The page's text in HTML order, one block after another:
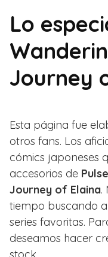
Lo
Journey
Esta página fue
otros fans. Los
cómics japoneses
accesorios de
Journey of Elaina.
tiempo buscando
series favoritas.
deseamos hacer
stock.